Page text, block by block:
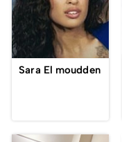
Sara El moudden